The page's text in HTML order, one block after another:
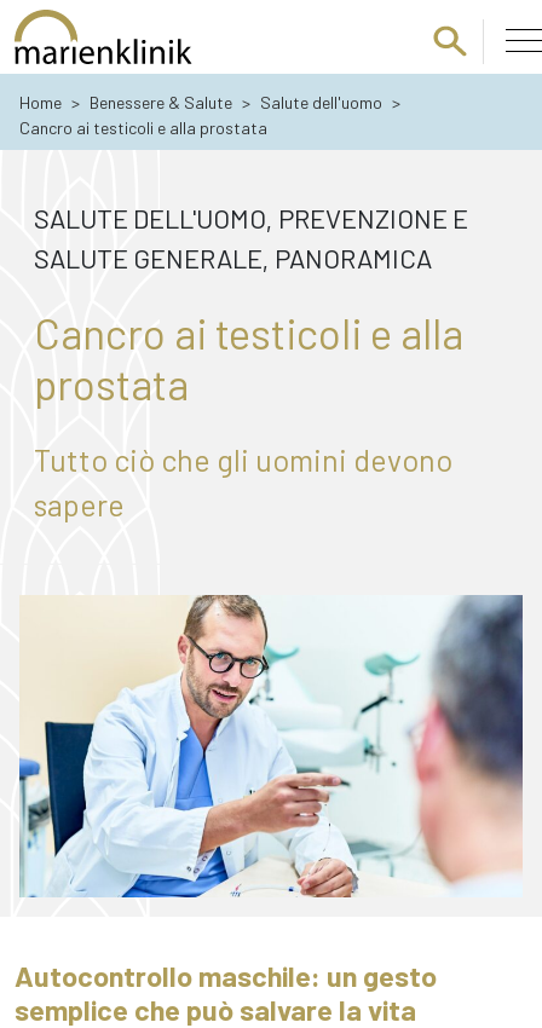
Passa al contenuto principale
Home > Benessere & Salute > Salute dell'uomo >
Cancro ai testicoli e alla prostata
SALUTE DELL'UOMO, PREVENZIONE E
SALUTE GENERALE, PANORAMICA
Cancro ai testicoli e alla
prostata
Tutto ciò che gli uomini devono
sapere
Autocontrollo maschile: un gesto
semplice che può salvare la vita